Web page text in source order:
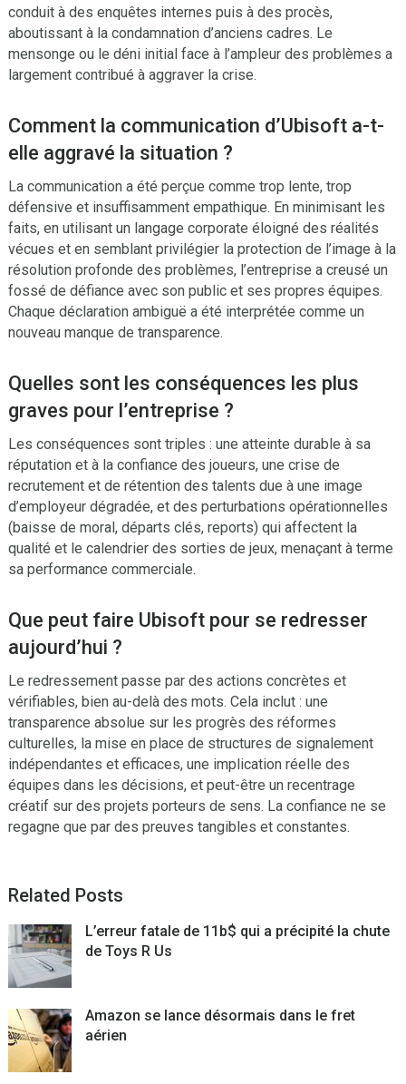
conduit à des enquêtes internes puis à des procès,
aboutissant à la condamnation d’anciens cadres. Le
mensonge ou le déni initial face à l’ampleur des problèmes a
largement contribué à aggraver la crise.
Comment la communication d’Ubisoft a-t-
elle aggravé la situation ?
La communication a été perçue comme trop lente, trop
défensive et insuffisamment empathique. En minimisant les
faits, en utilisant un langage corporate éloigné des réalités
vécues et en semblant privilégier la protection de l’image à la
résolution profonde des problèmes, l’entreprise a creusé un
fossé de défiance avec son public et ses propres équipes.
Chaque déclaration ambiguë a été interprétée comme un
nouveau manque de transparence.
Quelles sont les conséquences les plus
graves pour l’entreprise ?
Les conséquences sont triples : une atteinte durable à sa
réputation et à la confiance des joueurs, une crise de
recrutement et de rétention des talents due à une image
d’employeur dégradée, et des perturbations opérationnelles
(baisse de moral, départs clés, reports) qui affectent la
qualité et le calendrier des sorties de jeux, menaçant à terme
sa performance commerciale.
Que peut faire Ubisoft pour se redresser
aujourd’hui ?
Le redressement passe par des actions concrètes et
vérifiables, bien au-delà des mots. Cela inclut : une
transparence absolue sur les progrès des réformes
culturelles, la mise en place de structures de signalement
indépendantes et efficaces, une implication réelle des
équipes dans les décisions, et peut-être un recentrage
créatif sur des projets porteurs de sens. La confiance ne se
regagne que par des preuves tangibles et constantes.
Related Posts
L’erreur fatale de 11b$ qui a précipité la chute
de Toys R Us
Amazon se lance désormais dans le fret
aérien